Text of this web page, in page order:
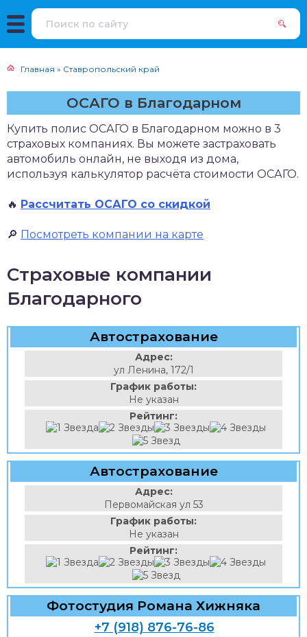
Главная » Ставропольский край
ОСАГО в Благодарном
Купить полис ОСАГО в Благодарном можно в 3
страховых компаниях. Вы можете застраховать
автомобиль онлайн, не выходя из дома,
используя калькулятор расчёта стоимости ОСАГО.
🔥 Рассчитать ОСАГО со скидкой
🔎 Посмотреть компании на карте
Страховые компании
Благодарного
Автострахование
Адрес:
ул Ленина, 172/1
График работы:
Не указан
Рейтинг:
Автострахование
Адрес:
Первомайская ул 53
График работы:
Не указан
Рейтинг:
Фотостудия Романа Хижняка
+7 (918) 876-76-86